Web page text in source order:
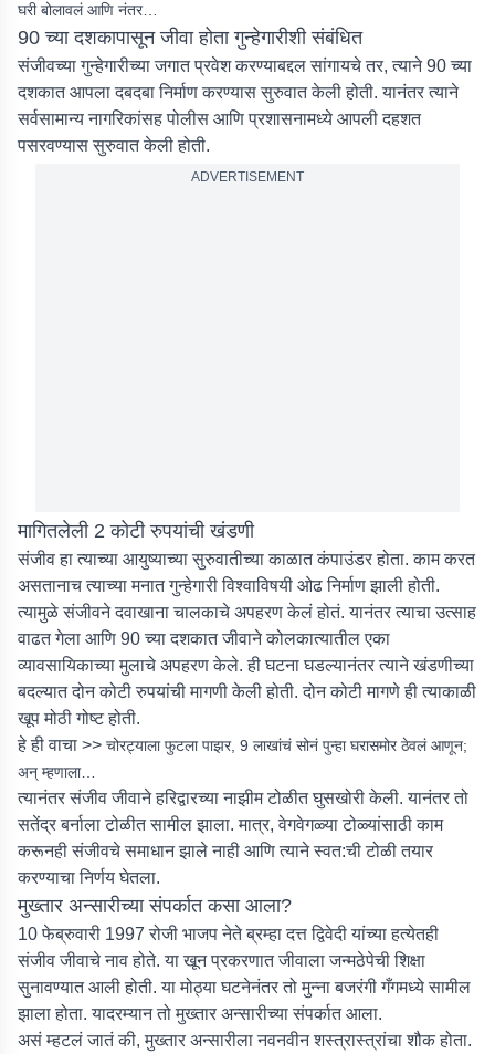
घरी बोलावलं आणि नंतर…
90 च्या दशकापासून जीवा होता गुन्हेगारीशी संबंधित
संजीवच्या गुन्हेगारीच्या जगात प्रवेश करण्याबद्दल सांगायचे तर, त्याने 90 च्या
दशकात आपला दबदबा निर्माण करण्यास सुरुवात केली होती. यानंतर त्याने
सर्वसामान्य नागरिकांसह पोलीस आणि प्रशासनामध्ये आपली दहशत
पसरवण्यास सुरुवात केली होती.
ADVERTISEMENT
मागितलेली 2 कोटी रुपयांची खंडणी
संजीव हा त्याच्या आयुष्याच्या सुरुवातीच्या काळात कंपाउंडर होता. काम करत
असतानाच त्याच्या मनात गुन्हेगारी विश्वाविषयी ओढ निर्माण झाली होती.
त्यामुळे संजीवने दवाखाना चालकाचे अपहरण केलं होतं. यानंतर त्याचा उत्साह
वाढत गेला आणि 90 च्या दशकात जीवाने कोलकात्यातील एका
व्यावसायिकाच्या मुलाचे अपहरण केले. ही घटना घडल्यानंतर त्याने खंडणीच्या
बदल्यात दोन कोटी रुपयांची मागणी केली होती. दोन कोटी मागणे ही त्याकाळी
खूप मोठी गोष्ट होती.
हे ही वाचा >> चोरट्याला फुटला पाझर, 9 लाखांचं सोनं पुन्हा घरासमोर ठेवलं आणून;
अन् म्हणाला…
त्यानंतर संजीव जीवाने हरिद्वारच्या नाझीम टोळीत घुसखोरी केली. यानंतर तो
सतेंद्र बर्नाला टोळीत सामील झाला. मात्र, वेगवेगळ्या टोळ्यांसाठी काम
करूनही संजीवचे समाधान झाले नाही आणि त्याने स्वत:ची टोळी तयार
करण्याचा निर्णय घेतला.
मुख्तार अन्सारीच्या संपर्कात कसा आला?
10 फेब्रुवारी 1997 रोजी भाजप नेते ब्रम्हा दत्त द्विवेदी यांच्या हत्येतही
संजीव जीवाचे नाव होते. या खून प्रकरणात जीवाला जन्मठेपेची शिक्षा
सुनावण्यात आली होती. या मोठ्या घटनेनंतर तो मुन्ना बजरंगी गँगमध्ये सामील
झाला होता. यादरम्यान तो मुख्तार अन्सारीच्या संपर्कात आला.
असं म्हटलं जातं की, मुख्तार अन्सारीला नवनवीन शस्त्रास्त्रांचा शौक होता.